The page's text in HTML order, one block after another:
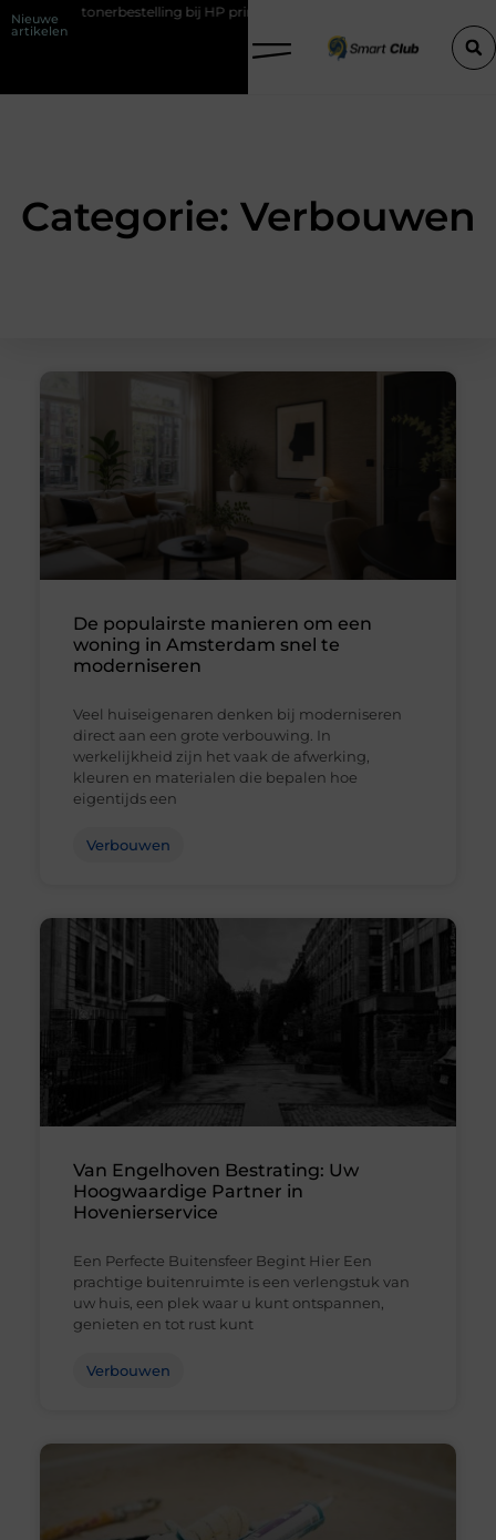
Nieuwe
artikelen
tonerbestelling bij HP printers
Categorie: Verbouwen
De populairste manieren om een
woning in Amsterdam snel te
moderniseren
Veel huiseigenaren denken bij moderniseren
direct aan een grote verbouwing. In
werkelijkheid zijn het vaak de afwerking,
kleuren en materialen die bepalen hoe
eigentijds een
Verbouwen
Van Engelhoven Bestrating: Uw
Hoogwaardige Partner in
Hovenierservice
Een Perfecte Buitensfeer Begint Hier Een
prachtige buitenruimte is een verlengstuk van
uw huis, een plek waar u kunt ontspannen,
genieten en tot rust kunt
Verbouwen